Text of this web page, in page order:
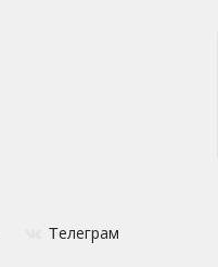
Телеграм